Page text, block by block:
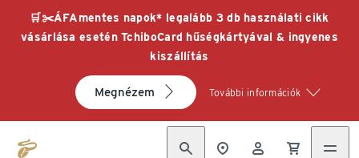
🛒✂️ÁFAmentes napok* legalább 3 db használati cikk
vásárlása esetén TchiboCard hűségkártyával & ingyenes
kiszállítás
Megnézem További információk